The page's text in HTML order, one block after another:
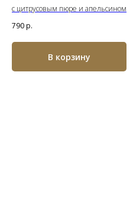
с цитрусовым пюре и апельсином
790р.
В корзину